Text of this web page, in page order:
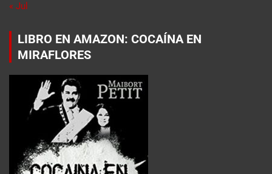
« Jul
LIBRO EN AMAZON: COCAÍNA EN
MIRAFLORES